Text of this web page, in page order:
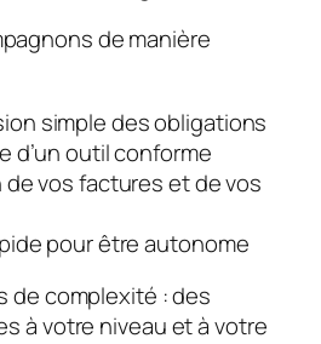
de manière
simple des obligations
d’un outil conforme
vos factures et de vos
pour être autonome
de complexité : des
à votre niveau et à votre